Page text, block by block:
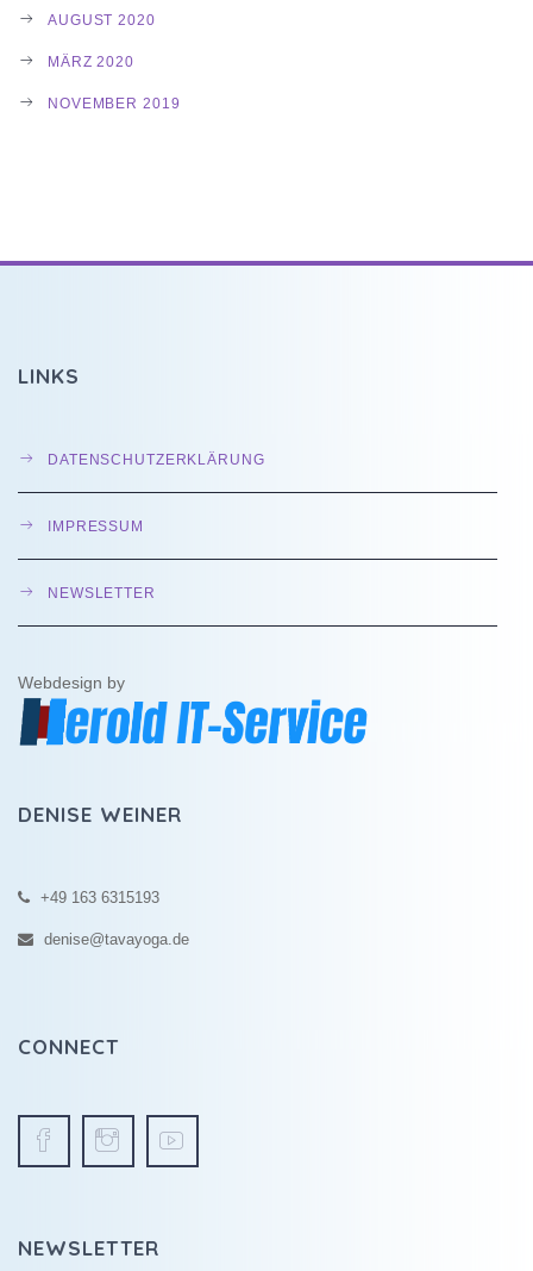
AUGUST 2020
MÄRZ 2020
NOVEMBER 2019
LINKS
DATENSCHUTZERKLÄRUNG
IMPRESSUM
NEWSLETTER
Webdesign by
DENISE WEINER
+49 163 6315193
denise@tavayoga.de
CONNECT
NEWSLETTER